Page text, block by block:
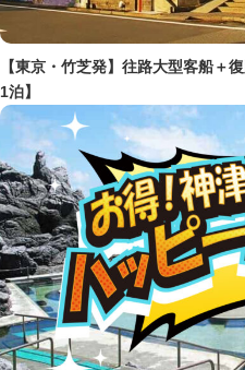
【東京・竹芝発】往路大型客船＋
1泊】